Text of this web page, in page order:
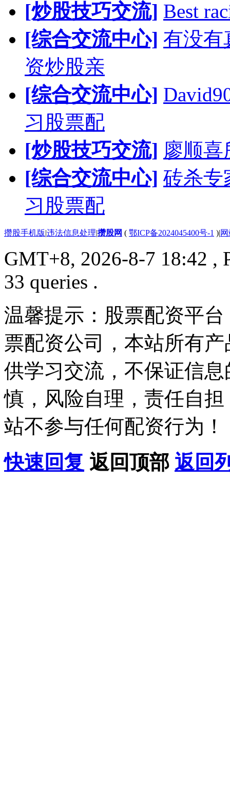
[炒股技巧交流] Best
[综合交流中心] 有没有
资炒股亲
[综合交流中心]
习股票配
[炒股技巧交流] 廖顺
[综合交流中心] 砖杀专
习股票配
攒股手机版|违法信息处理|攒股网 ( 鄂ICP备2024045400号-1 )|
GMT+8, 2026-8-7 18:42 ,
33 queries .
温馨提示：股票配资平
票配资公司，本站所有
供学习交流，不保证信
慎，风险自理，责任自
站不参与任何配资行为！
快速回复 返回顶部 返回